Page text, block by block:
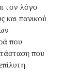
τον λόγο
και πανικού
που
που